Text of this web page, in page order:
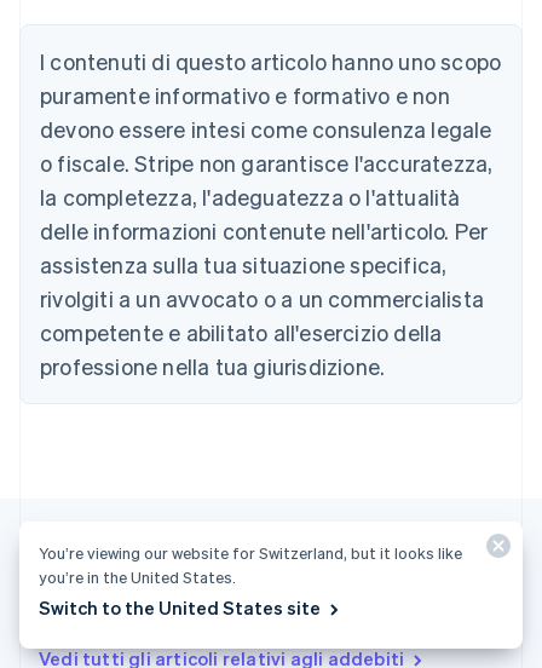
I contenuti di questo articolo hanno uno scopo
puramente informativo e formativo e non
devono essere intesi come consulenza legale
o fiscale. Stripe non garantisce l'accuratezza,
la completezza, l'adeguatezza o l'attualità
delle informazioni contenute nell'articolo. Per
assistenza sulla tua situazione specifica,
rivolgiti a un avvocato o a un commercialista
competente e abilitato all'esercizio della
professione nella tua giurisdizione.
Altri articoli
Vedi tutti gli articoli relativi agli addebiti
English
Austria
Deutsch English
Belgio
NederlandsFrançaisDeutschEnglish
PortuguêsEnglish
Bulgaria
English
Canada
English Français
Cina continentale
Cipro
English
English
English Svenska
Francia
You’re viewing our website for Switzerland, but it looks like
you’re in the United States.
Switch to the United States site